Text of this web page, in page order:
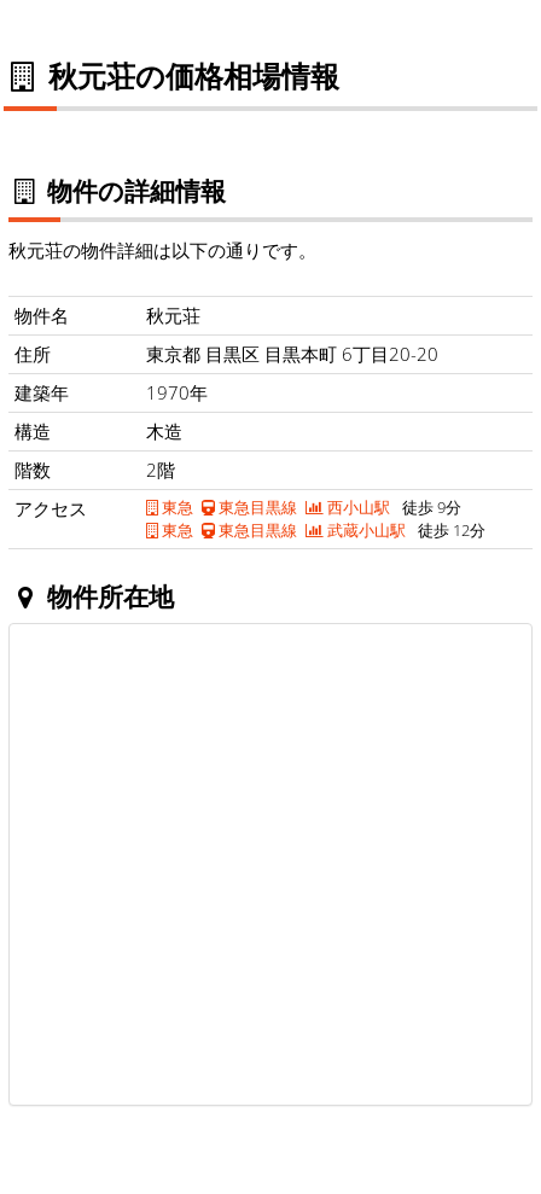
秋元荘の価格相場情報
物件の詳細情報
秋元荘の物件詳細は以下の通りです。
物件名
秋元荘
住所
東京都 目黒区 目黒本町 6丁目20-20
建築年
1970年
構造
木造
階数
2階
アクセス
東急 東急目黒線 西小山駅 徒歩 9分
東急
東急目黒線 武蔵小山駅 徒歩 12分
物件所在地